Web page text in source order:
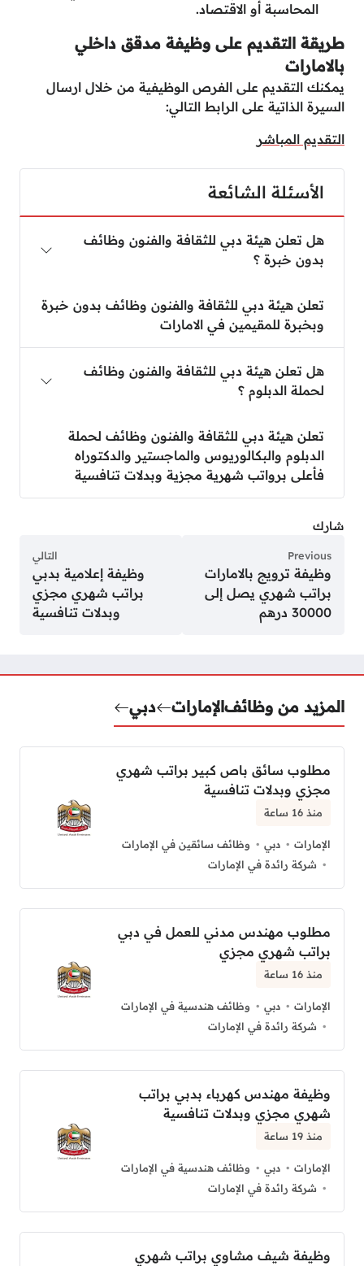
المحاسبة أو الاقتصاد.
طريقة التقديم على وظيفة مدقق داخلي
بالامارات
يمكنك التقديم على الفرص الوظيفية من خلال ارسال
السيرة الذاتية على الرابط التالي:
التقديم المباشر
الأسئلة الشائعة
هل تعلن هيئة دبي للثقافة والفنون وظائف
بدون خبرة ؟
تعلن هيئة دبي للثقافة والفنون وظائف بدون خبرة
وبخبرة للمقيمين في الامارات
هل تعلن هيئة دبي للثقافة والفنون وظائف
لحملة الدبلوم ؟
تعلن هيئة دبي للثقافة والفنون وظائف لحملة
الدبلوم والبكالوريوس والماجستير والدكتوراه
فأعلى برواتب شهرية مجزية وبدلات تنافسية
شارك
Previous
وظيفة ترويج بالامارات
براتب شهري يصل إلى
30000 درهم
التالي
وظيفة إعلامية بدبي
براتب شهري مجزي
وبدلات تنافسية
المزيد من وظائفالإمارات دبي
مطلوب سائق باص كبير براتب شهري
مجزي وبدلات تنافسية
منذ 16 ساعة
الإمارات دبي
وظائف سائقين في الإمارات
شركة رائدة في الإمارات
مطلوب مهندس مدني للعمل في دبي
براتب شهري مجزي
منذ 16 ساعة
الإمارات دبي
وظائف هندسية في الإمارات
شركة رائدة في الإمارات
وظيفة مهندس كهرباء بدبي براتب
شهري مجزي وبدلات تنافسية
منذ 19 ساعة
الإمارات دبي
وظائف هندسية في الإمارات
شركة رائدة في الإمارات
وظيفة شيف مشاوي براتب شهري